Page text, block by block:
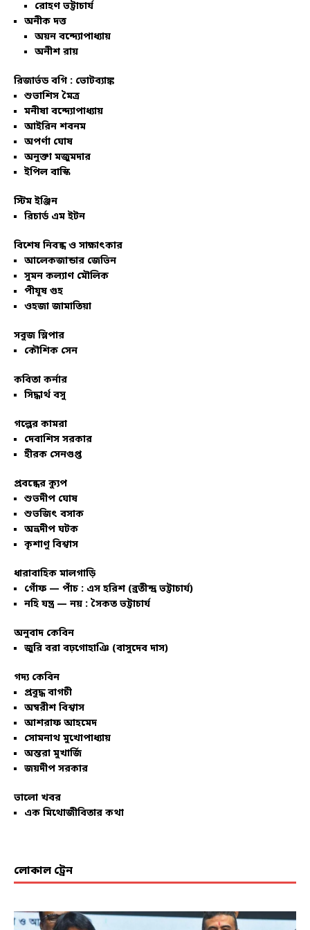
রোহণ ভট্টাচার্য
অনীক দত্ত
অয়ন বন্দ্যোপাধ্যায়
অনীশ রায়
রিজার্ভড বগি : ভোটব্যাঙ্ক
শুভাশিস মৈত্র
মনীষা বন্দ্যোপাধ্যায়
আইরিন শবনম
অপর্ণা ঘোষ
অনুক্তা মজুমদার
ইপিল বাস্কি
স্টিম ইঞ্জিন
রিচার্ড এম ইটন
বিশেষ নিবন্ধ ও সাক্ষাৎকার
আলেকজান্ডার জেভিন
সুমন কল্যাণ মৌলিক
পীযূষ গুহ
ওহজা জামাতিয়া
সবুজ স্লিপার
কৌশিক সেন
কবিতা কর্নার
সিদ্ধার্থ বসু
গল্পের কামরা
দেবাশিস সরকার
হীরক সেনগুপ্ত
প্রবন্ধের ক্যুপ
শুভদীপ ঘোষ
শুভজিৎ বসাক
অভ্রদীপ ঘটক
কৃশাণু বিশ্বাস
ধারাবাহিক মালগাড়ি
গোঁফ — পাঁচ : এস হরিশ (ব্রতীন্দ্র ভট্টাচার্য)
নহি যন্ত্র — নয় : সৈকত ভট্টাচার্য
অনুবাদ কেবিন
জুরি বরা বঢ়গোহাঞি (বাসুদেব দাস)
গদ্য কেবিন
প্রবুদ্ধ বাগচী
অম্বরীশ বিশ্বাস
আশরাফ আহমেদ
সোমনাথ মুখোপাধ্যায়
অন্তরা মুখার্জি
জয়দীপ সরকার
ভালো খবর
এক মিথোজীবিতার কথা
লোকাল ট্রেন